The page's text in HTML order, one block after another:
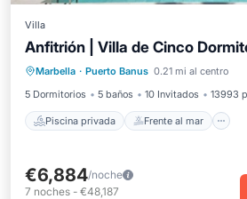
Villa
Anfitrión | Villa de Cinco
Marbella · Puerto Banus 0.21 mi al centro
5 Dormitorios
5 baños 10 Invitados 13993
Piscina privada Frente al mar
Piscina privada
Frente al
Desayuno
Aparcamiento
€6,884/noche
7 noches - €48,187